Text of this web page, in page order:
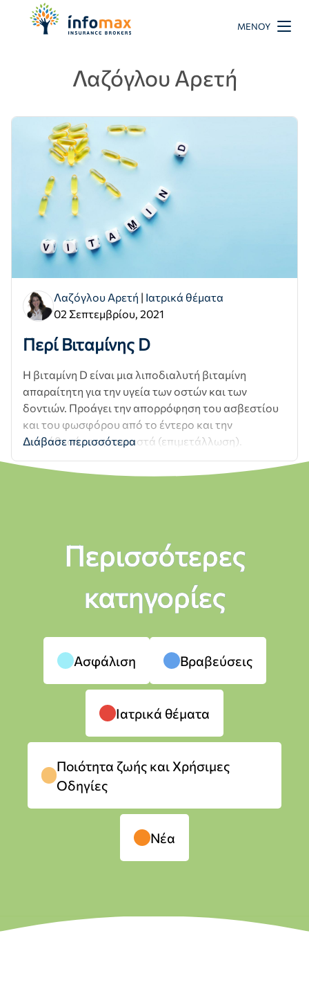
ΜΕΝΟΎ
Λαζόγλου Αρετή
Λαζόγλου Αρετή | Ιατρικά θέματα
02 Σεπτεμβρίου, 2021
Περί Βιταμίνης D
Η βιταμίνη D είναι μια λιποδιαλυτή βιταμίνη
απαραίτητη για την υγεία των οστών και των
δοντιών. Προάγει την απορρόφηση του ασβεστίου
και του φωσφόρου από το έντερο και την
εναπόθεσή τους στα οστά (επιμετάλλωση).
Διάβασε περισσότερα
Περισσότερες
κατηγορίες
Ασφάλιση Βραβεύσεις
Ιατρικά θέματα
Ποιότητα ζωής και Χρήσιμες
Οδηγίες
Νέα